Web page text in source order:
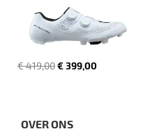
€ 419,00€ 399,00
OVER ONS